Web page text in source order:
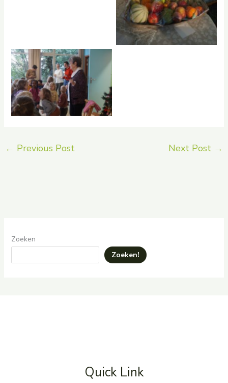
No Caption
← Previous Post Next Post →
Zoeken
Zoeken!
Quick Link